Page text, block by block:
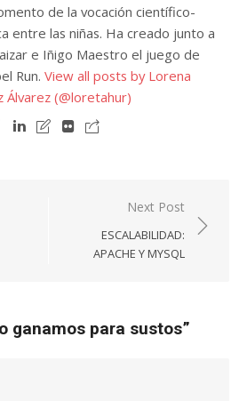
de la vocación científico-
entre las niñas. Ha creado junto a
e Iñigo Maestro el juego de
Run. View all posts by Lorena
Álvarez (@loretahur)
Next Post
ESCALABILIDAD:
APACHE Y MYSQL
ganamos para sustos”